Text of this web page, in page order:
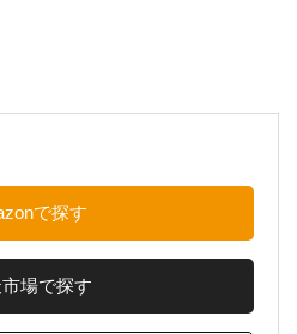
で探す
場で探す